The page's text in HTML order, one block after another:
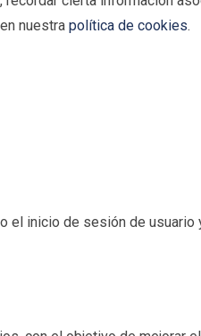
nuestra política de cookies.
inicio de sesión de